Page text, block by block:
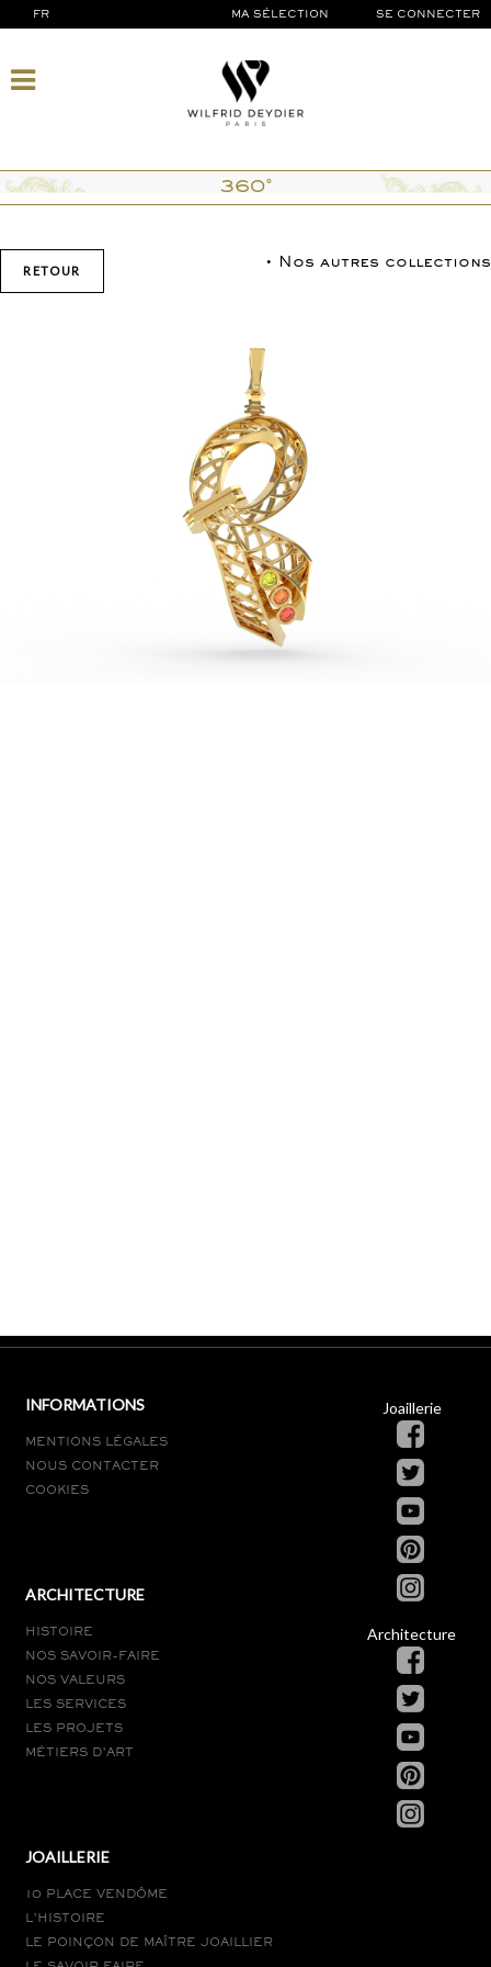
FR MA SÉLECTION SE CONNECTER
360°
• Nos autres collections
RETOUR
INFORMATIONS
MENTIONS LÉGALES
NOUS CONTACTER
COOKIES
ARCHITECTURE
HISTOIRE
NOS SAVOIR-FAIRE
NOS VALEURS
LES SERVICES
LES PROJETS
MÉTIERS D’ART
JOAILLERIE
10 PLACE VENDÔME
L’HISTOIRE
LE POINÇON DE MAÎTRE JOAILLIER
Joaillerie
Architecture